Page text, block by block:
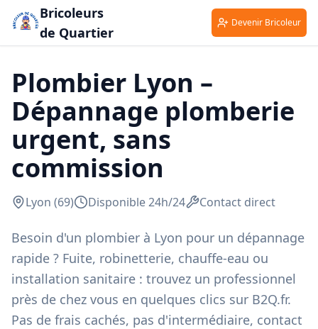
Bricoleurs
de Quartier
Devenir Bricoleur
Plombier Lyon –
Dépannage plomberie
urgent, sans
commission
Lyon (69) Disponible 24h/24 Contact direct
Besoin d'un plombier à Lyon pour un dépannage
rapide ? Fuite, robinetterie, chauffe-eau ou
installation sanitaire : trouvez un professionnel
près de chez vous en quelques clics sur B2Q.fr.
Pas de frais cachés, pas d'intermédiaire, contact